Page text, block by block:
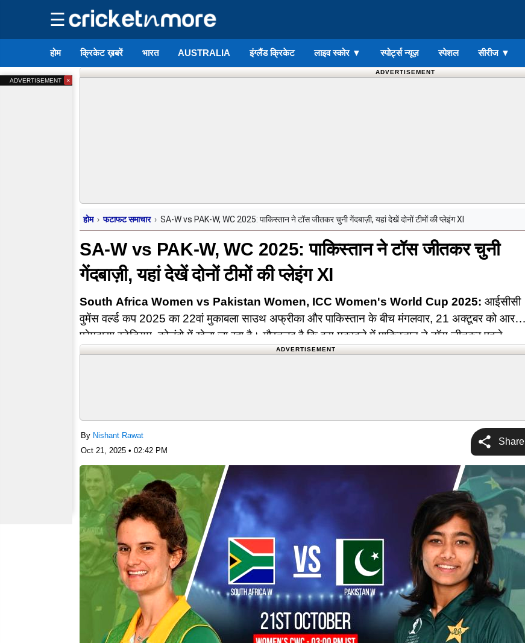
☰
होम क्रिकेट ख़बरें भारत AUSTRALIA इंग्लैंड क्रिकेट लाइव स्कोर ▼ स्पोर्ट्स न्यूज़ स्पेशल सीरीज ▼
ADVERTISEMENT
होम फटाफट समाचार SA-W vs PAK-W, WC 2025: पाकिस्तान ने टॉस जीतकर चुनी गेंदबाज़ी, यहां देखें दोनों टीमों की प्लेइंग XI
SA-W vs PAK-W, WC 2025: पाकिस्तान ने टॉस जीतकर चुनी
गेंदबाज़ी, यहां देखें दोनों टीमों की प्लेइंग XI
South Africa Women vs Pakistan Women, ICC Women's World Cup 2025: आईसीसी
वुमेंस वर्ल्ड कप 2025 का 22वां मुकाबला साउथ अफ्रीका और पाकिस्तान के बीच मंगलवार, 21 अक्टूबर को आर
प्रेमदासा स्टेडियम, कोलंबो में खेला जा रहा है। गौरतलब है कि इस मुकाबले में पाकिस्तान ने टॉस जीतकर पहले
गेंदबाज़ी…
ADVERTISEMENT
By Nishant Rawat
Oct 21, 2025 • 02:42 PM
Share
ADVERTISEMENT ×